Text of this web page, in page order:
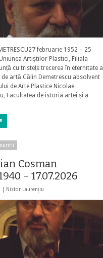
februarie 1952 – 25
Artiștilor Plastici, Filiala
cu tristețe trecerea în eternitate a
artă Călin Demetrescu absolvent
de Arte Plastice Nicolae
Facultatea de istoria artei și a
Cosman
– 17.07.2026
| Nistor Laurențiu